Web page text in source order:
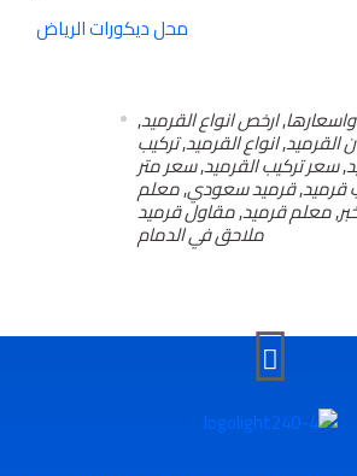
محل ديكورات الرياض
,ارخص انواع القرميد,
القرميد,انواع القرميد,تركيب
,سعر تركيب القرميد,سعر متر
قرميد,قرميد سعودي,معلم
,معلم قرميد,مقاول قرميد
ملاحق في الدمام